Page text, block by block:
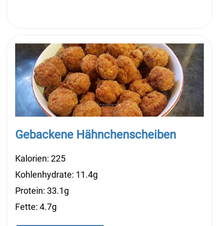
Gebackene Hähnchenscheiben
Kalorien: 225
Kohlenhydrate: 11.4g
Protein: 33.1g
Fette: 4.7g